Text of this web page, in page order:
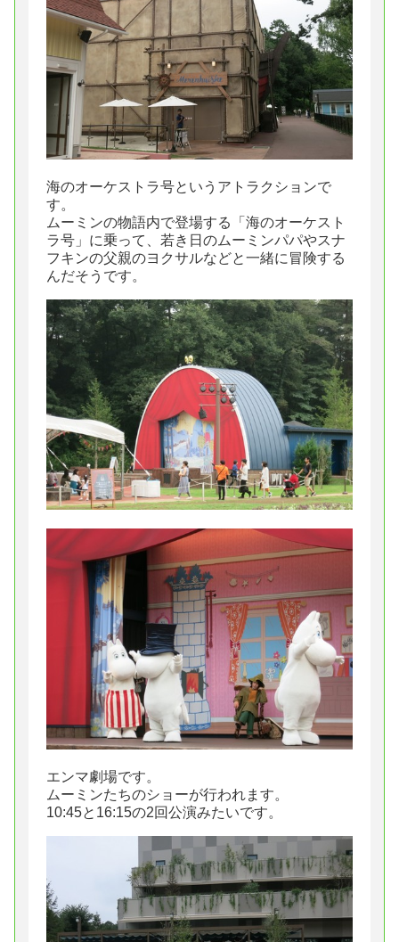
海のオーケストラ号というアトラクションで
す。
ムーミンの物語内で登場する「海のオーケスト
ラ号」に乗って、若き日のムーミンパパやスナ
フキンの父親のヨクサルなどと一緒に冒険する
んだそうです。
エンマ劇場です。
ムーミンたちのショーが行われます。
10:45と16:15の2回公演みたいです。